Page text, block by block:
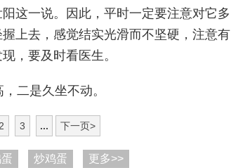
这一说。因此，平时一定要注意对它多
上去，感觉结实光滑而不坚硬，注意有
，要及时看医生。
二是久坐不动。
2 3 ... 下一页>
炒鸡蛋 更多>>